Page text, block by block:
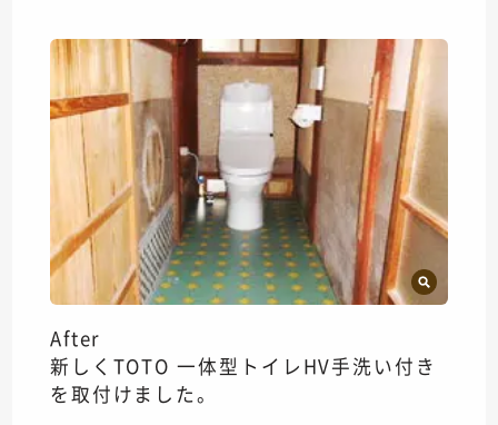
After
新しくTOTO 一体型トイレHV手洗い付き
を取付けました。